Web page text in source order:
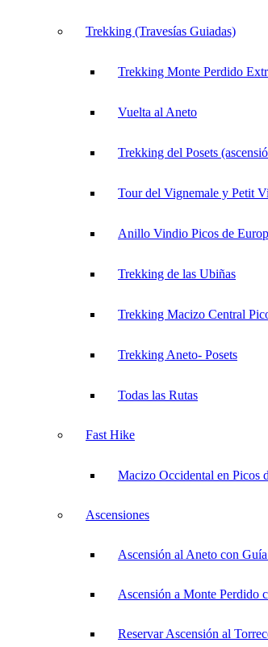
Trekking (Travesías Guiadas)
Trekking Monte Perdido
Vuelta al Aneto
Trekking del Posets
Tour del Vignemale y Petit
Anillo Vindio Picos de
Trekking de las Ubiñas
Trekking Macizo Central
Trekking Aneto- Posets
Todas las Rutas
Fast Hike
Macizo Occidental en Picos
Ascensiones
Ascensión al Aneto con
Ascensión a Monte Perdido
Reservar Ascensión al